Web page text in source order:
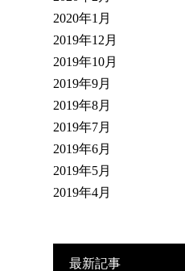
2020年1月
2019年12月
2019年10月
2019年9月
2019年8月
2019年7月
2019年6月
2019年5月
2019年4月
最新記事